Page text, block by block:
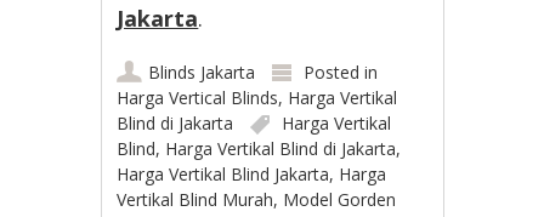
Jakarta.
Blinds Jakarta
Posted in
Harga Vertical Blinds, Harga Vertikal
Blind di Jakarta
Harga Vertikal
Blind, Harga Vertikal Blind di Jakarta,
Harga Vertikal Blind Jakarta, Harga
Vertikal Blind Murah, Model Gorden